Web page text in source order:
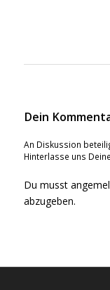
Dein
An Diskussion
Hinterlasse uns
Du musst
abzugeben.